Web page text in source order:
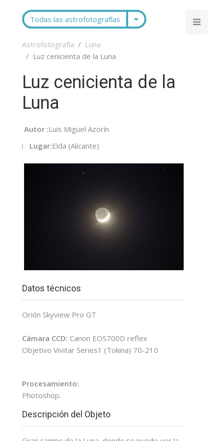
Todas las astrofotografías
Astrofotografía
Luna
Luz cenicienta de la Luna
Luz cenicienta de la
Luna
Autor :Luis Miguel Azorín
Lugar:Elda (Alicante)
Datos técnicos
Orión Skyview Pro GT
Cámara CCD: Canon EOS700D reflex
Objetivo Vivitar Series1 (Tokina) 70-210
Procesamiento:
Photoshop.
Descripción del Objeto